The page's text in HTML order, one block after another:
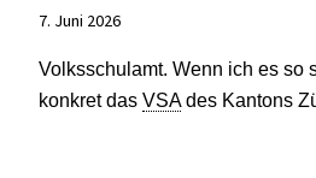
7. Juni 2026
Volksschulamt. Wenn ich es so
konkret das VSAdes Kantons